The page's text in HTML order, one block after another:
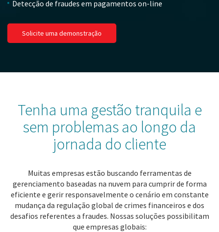
Detecção de fraudes em pagamentos on-line
Solicite uma demonstração
Tenha uma gestão tranquila e
sem problemas ao longo da
jornada do cliente
Muitas empresas estão buscando ferramentas de
gerenciamento baseadas na nuvem para cumprir de forma
eficiente e gerir responsavelmente o cenário em constante
mudança da regulação global de crimes financeiros e dos
desafios referentes a fraudes. Nossas soluções possibilitam
que empresas globais: